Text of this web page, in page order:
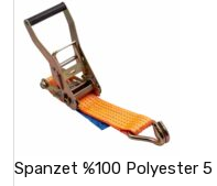
Spanzet %100 Polyester